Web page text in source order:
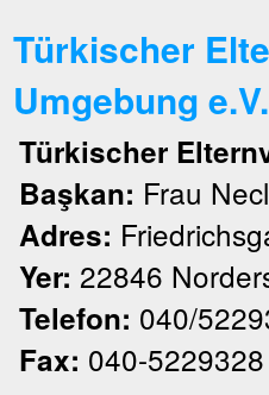
Türkischer
Umgebung e.V.
Türkischer
Başkan: Frau
Adres:
Yer: 22846
Telefon: 040/
Fax: 040-5229328